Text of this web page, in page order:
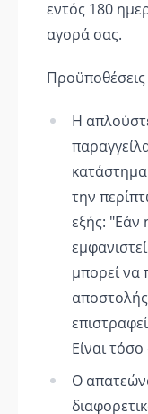
εντός 180
αγορά σας.
Η
κατάστημα
την
εξής: "Εάν
μπορεί να
Είναι
Ο